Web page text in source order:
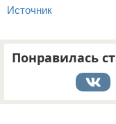
Источник
Понравилась